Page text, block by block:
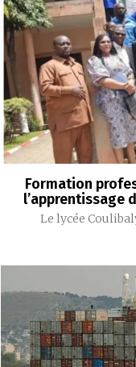
Formation
l’apprentissage
‎Le lycée